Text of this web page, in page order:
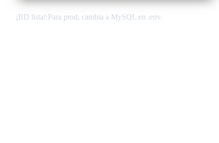
¡BD lista! Para prod, cambia a MySQL en .env.